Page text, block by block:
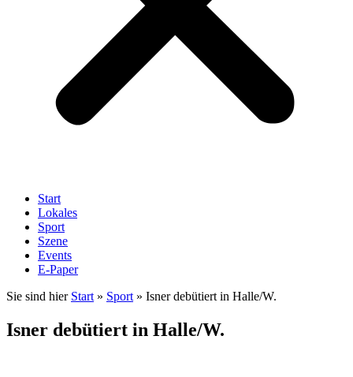
Start
Lokales
Sport
Szene
Events
E-Paper
Sie sind hier Start » Sport » Isner debütiert in Halle/W.
Isner debütiert in Halle/W.